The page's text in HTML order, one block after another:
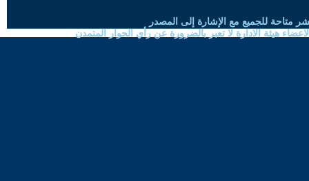
متاحة للجميع مع الإشارة إلى المصدر
هيئة الادارة لا تعبر بالضرورة عن رأي الحوار المتمدن